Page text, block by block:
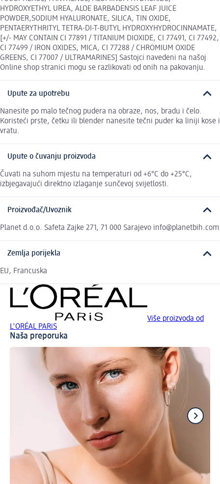
HYDROXYETHYL UREA, ALOE BARBADENSIS LEAF JUICE
POWDER,SODIUM HYALURONATE, SILICA, TIN OXIDE,
PENTAERYTHRITYL TETRA-DI-T-BUTYL HYDROXYHYDROCINNAMATE,
[+/- MAY CONTAIN CI 77891 / TITANIUM DIOXIDE, CI 77491, CI 77492,
CI 77499 / IRON OXIDES, MICA, CI 77288 / CHROMIUM OXIDE
GREENS, CI 77007 / ULTRAMARINES] Sastojci navedeni na našoj
Online shop stranici mogu se razlikovati od onih na pakovanju.
Upute za upotrebu
Nanesite po malo tečnog pudera na obraze, nos, bradu i čelo.
Koristeći prste, četku ili blender nanesite tečni puder ka liniji kose i
vratu.
Upute o čuvanju proizvoda
Čuvati na suhom mjestu na temperaturi od +6°C do +25°C,
izbjegavajući direktno izlaganje sunčevoj svijetlosti.
Proizvođač/Uvoznik
Planet d.o.o. Safeta Zajke 271, 71 000 Sarajevo info@planetbih.com
Zemlja porijekla
EU, Francuska
Više proizvoda od
L'ORÉAL PARiS
Naša preporuka